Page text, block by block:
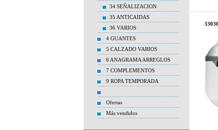
34 SEÑALIZACION
35 ANTICAIDAS
36 VARIOS
4 GUANTES
5 CALZADO VARIOS
6 ANAGRAMA ARREGLOS
7 COMPLEMENTOS
9 ROPA TEMPORADA
Ofertas
Más vendidos